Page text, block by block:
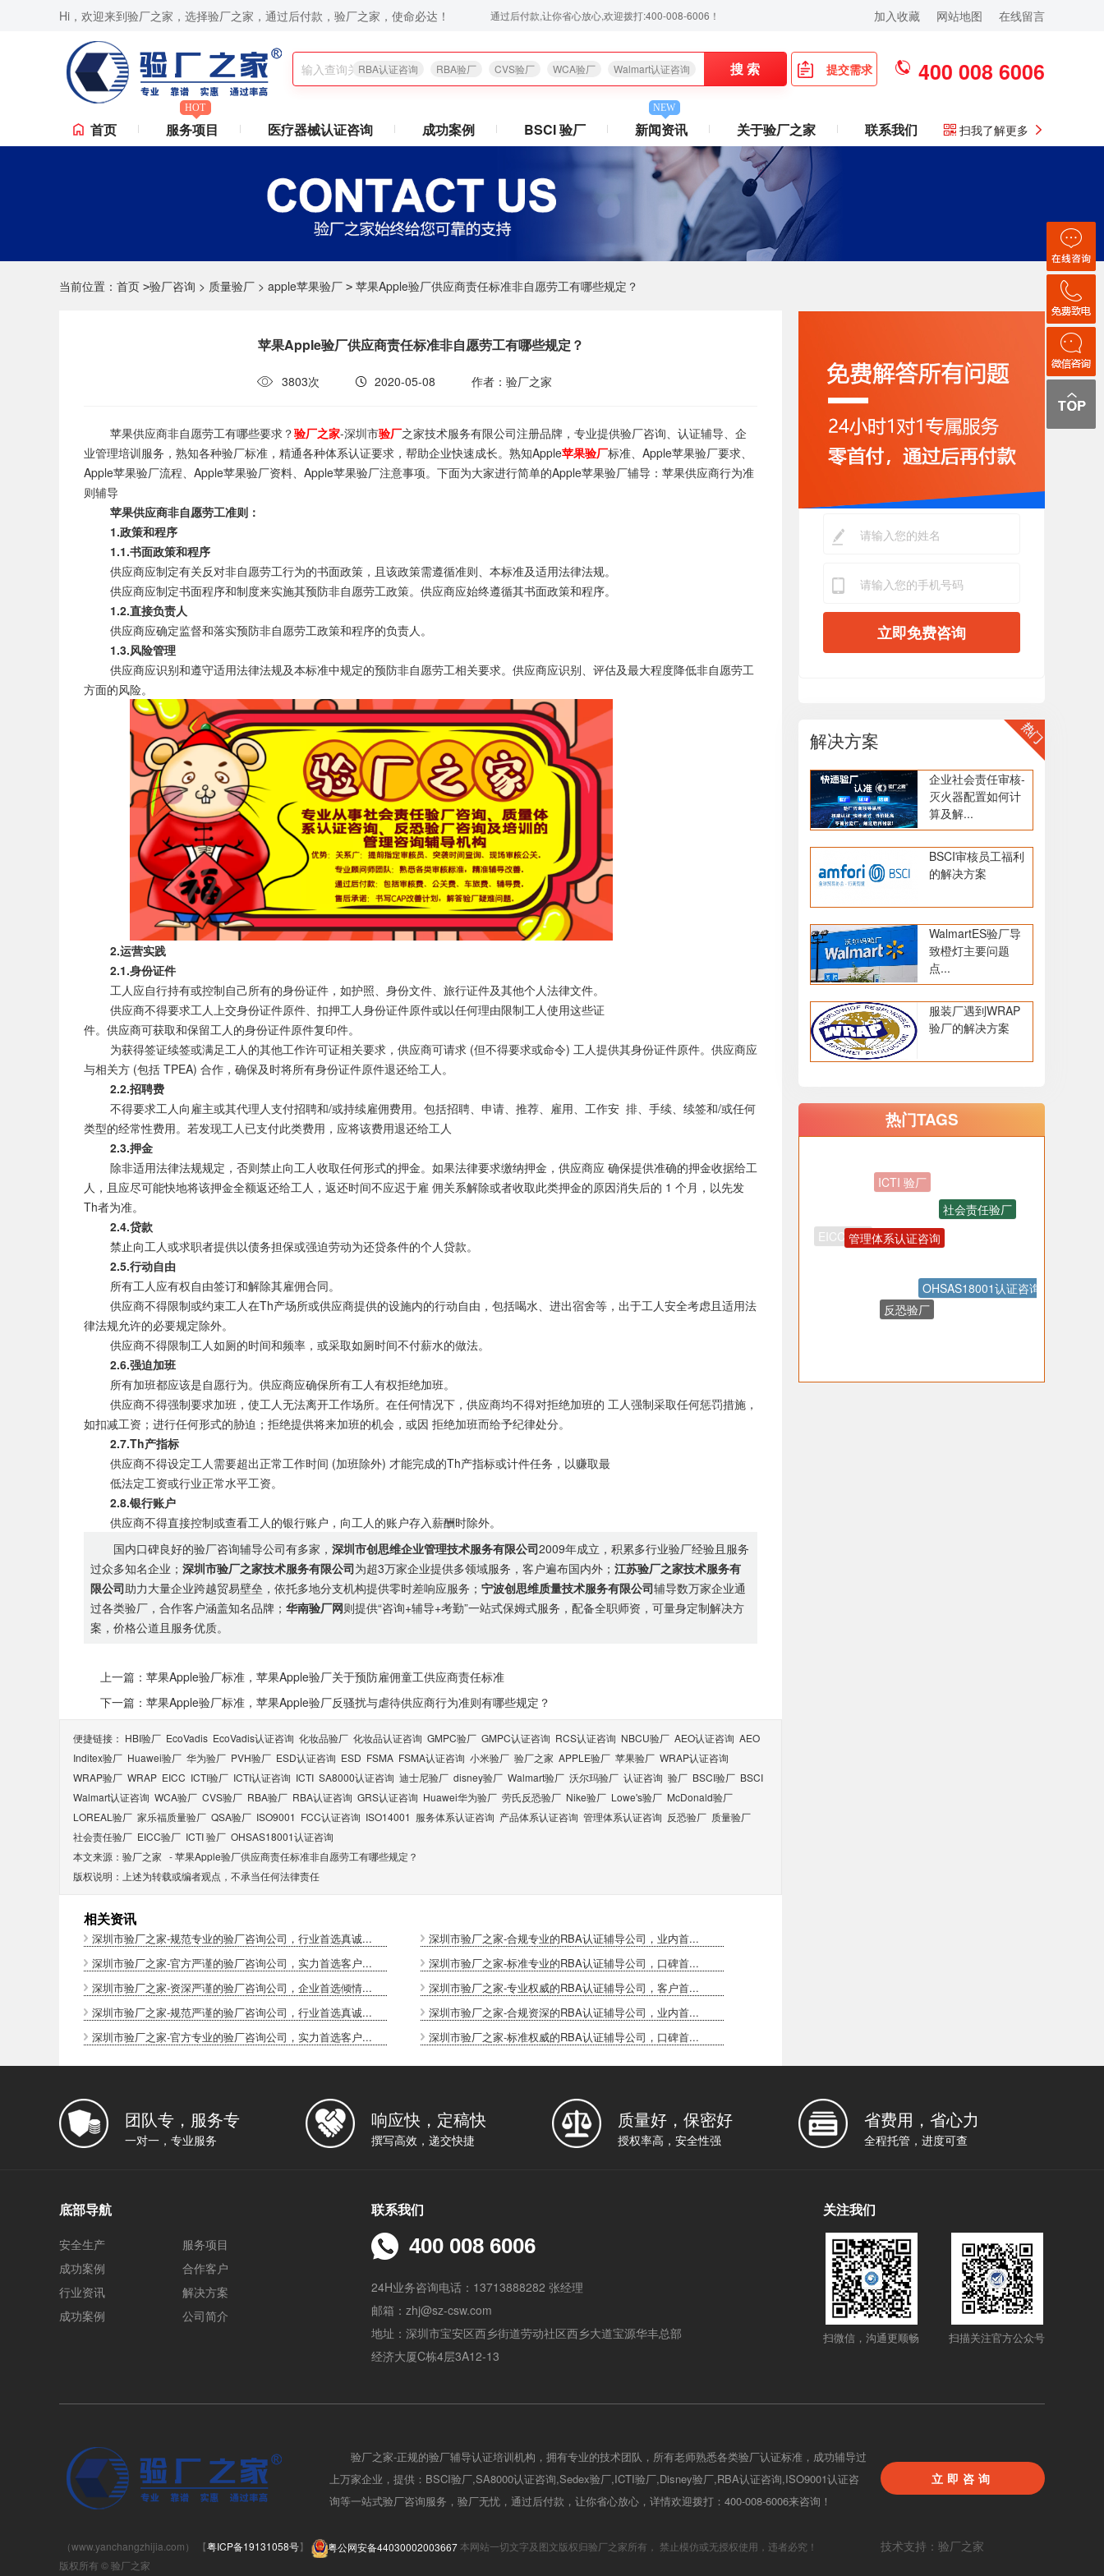
Hi，欢迎来到验厂之家，选择验厂之家，通过后付款，验厂之家，使命必达！
厂,RBA认证咨询,ISO9001认证咨询,苹果验厂,华为验厂等一站式验厂咨询、验厂辅导服务,验厂无忧,通过后付款,让你省心放心,欢迎拨打:400-008-6006！ 加入收藏 网站地图 在线留言
RBA认证咨询 RBA验厂 CVS验厂 WCA验厂 Walmart认证咨询 搜 索 提交需求 400 008 6006
首页
HOT
服务项目 医疗器械认证咨询 成功案例 BSCI 验厂
NEW
新闻资讯 关于验厂之家 联系我们 扫我了解更多
当前位置： 首页 >验厂咨询 > 质量验厂 > apple苹果验厂 > 苹果Apple验厂供应商责任标准非自愿劳工有哪些规定？
苹果Apple验厂供应商责任标准非自愿劳工有哪些规定？
3803次 2020-05-08 作者：验厂之家
苹果供应商非自愿劳工有哪些要求？验厂之家-深圳市验厂之家技术服务有限公司注册品牌，专业提供验厂咨询、认证辅导、企
业管理培训服务，熟知各种验厂标准，精通各种体系认证要求，帮助企业快速成长。熟知Apple苹果验厂标准、Apple苹果验厂要求、
Apple苹果验厂流程、Apple苹果验厂资料、Apple苹果验厂注意事项。下面为大家进行简单的Apple苹果验厂辅导：苹果供应商行为准
则辅导
苹果供应商非自愿劳工准则：
1.政策和程序
1.1.书面政策和程序
供应商应制定有关反对非自愿劳工行为的书面政策，且该政策需遵循准则、本标准及适用法律法规。
供应商应制定书面程序和制度来实施其预防非自愿劳工政策。供应商应始终遵循其书面政策和程序。
1.2.直接负责人
供应商应确定监督和落实预防非自愿劳工政策和程序的负责人。
1.3.风险管理
供应商应识别和遵守适用法律法规及本标准中规定的预防非自愿劳工相关要求。供应商应识别、评估及最大程度降低非自愿劳工
方面的风险。
2.运营实践
2.1.身份证件
工人应自行持有或控制自己所有的身份证件，如护照、身份文件、旅行证件及其他个人法律文件。
供应商不得要求工人上交身份证件原件、扣押工人身份证件原件或以任何理由限制工人使用这些证
件。供应商可获取和保留工人的身份证件原件复印件。
为获得签证续签或满足工人的其他工作许可证相关要求，供应商可请求 (但不得要求或命令) 工人提供其身份证件原件。供应商应
与相关方 (包括 TPEA) 合作，确保及时将所有身份证件原件退还给工人。
2.2.招聘费
不得要求工人向雇主或其代理人支付招聘和/或持续雇佣费用。包括招聘、申请、推荐、雇用、工作安 排、手续、续签和/或任何
类型的经常性费用。若发现工人已支付此类费用，应将该费用退还给工人
2.3.押金
除非适用法律法规规定，否则禁止向工人收取任何形式的押金。如果法律要求缴纳押金，供应商应 确保提供准确的押金收据给工
人，且应尽可能快地将该押金全额返还给工人，返还时间不应迟于雇 佣关系解除或者收取此类押金的原因消失后的 1 个月，以先发
Th者为准。
2.4.贷款
禁止向工人或求职者提供以债务担保或强迫劳动为还贷条件的个人贷款。
2.5.行动自由
所有工人应有权自由签订和解除其雇佣合同。
供应商不得限制或约束工人在Th产场所或供应商提供的设施内的行动自由，包括喝水、进出宿舍等，出于工人安全考虑且适用法
律法规允许的必要规定除外。
供应商不得限制工人如厕的时间和频率，或采取如厕时间不付薪水的做法。
2.6.强迫加班
所有加班都应该是自愿行为。供应商应确保所有工人有权拒绝加班。
供应商不得强制要求加班，使工人无法离开工作场所。在任何情况下，供应商均不得对拒绝加班的 工人强制采取任何惩罚措施，
如扣减工资；进行任何形式的胁迫；拒绝提供将来加班的机会，或因 拒绝加班而给予纪律处分。
2.7.Th产指标
供应商不得设定工人需要超出正常工作时间 (加班除外) 才能完成的Th产指标或计件任务，以赚取最
低法定工资或行业正常水平工资。
2.8.银行账户
供应商不得直接控制或查看工人的银行账户，向工人的账户存入薪酬时除外。
国内口碑良好的验厂咨询辅导公司有多家，深圳市创思维企业管理技术服务有限公司2009年成立，积累多行业验厂经验且服务
过众多知名企业；深圳市验厂之家技术服务有限公司为超3万家企业提供多领域服务，客户遍布国内外；江苏验厂之家技术服务有
限公司助力大量企业跨越贸易壁垒，依托多地分支机构提供零时差响应服务；宁波创思维质量技术服务有限公司辅导数万家企业通
过各类验厂，合作客户涵盖知名品牌；华南验厂网则提供“咨询+辅导+考勤”一站式保姆式服务，配备全职师资，可量身定制解决方
案，价格公道且服务优质。
上一篇：苹果Apple验厂标准，苹果Apple验厂关于预防雇佣童工供应商责任标准
下一篇：苹果Apple验厂标准，苹果Apple验厂反骚扰与虐待供应商行为准则有哪些规定？
便捷链接： HBI验厂 EcoVadis EcoVadis​认证咨询 化妆品验厂 化妆品认证咨询 GMPC验厂 GMPC认证咨询 RCS认证咨询 NBCU验厂 AEO认证咨询 AEO
Inditex验厂 Huawei验厂 华为验厂 PVH验厂 ESD认证咨询 ESD FSMA FSMA认证咨询 小米验厂 验厂之家 APPLE验厂 苹果验厂 WRAP认证咨询
WRAP验厂 WRAP EICC ICTI验厂 ICTI认证咨询 ICTI SA8000认证咨询 迪士尼验厂 disney验厂 Walmart验厂 沃尔玛验厂 认证咨询 验厂 BSCI验厂 BSCI
Walmart认证咨询 WCA验厂 CVS验厂 RBA验厂 RBA认证咨询 GRS认证咨询 Huawei华为验厂 劳氏反恐验厂 Nike验厂 Lowe's验厂 McDonald验厂
LOREAL验厂 家乐福质量验厂 QSA验厂 ISO9001 FCC认证咨询 ISO14001 服务体系认证咨询 产品体系认证咨询 管理体系认证咨询 反恐验厂 质量验厂
社会责任验厂 EICC验厂 ICTI 验厂 OHSAS18001认证咨询
本文来源： 验厂之家 -苹果Apple验厂供应商责任标准非自愿劳工有哪些规定？
版权说明：上述为转载或编者观点，不承当任何法律责任
相关资讯
深圳市验厂之家-规范专业的验厂咨询公司，行业首选真诚...
深圳市验厂之家-合规专业的RBA认证辅导公司，业内首...
深圳市验厂之家-官方严谨的验厂咨询公司，实力首选客户...
深圳市验厂之家-标准专业的RBA认证辅导公司，口碑首...
深圳市验厂之家-资深严谨的验厂咨询公司，企业首选倾情...
深圳市验厂之家-专业权威的RBA认证辅导公司，客户首...
深圳市验厂之家-规范严谨的验厂咨询公司，行业首选真诚...
深圳市验厂之家-合规资深的RBA认证辅导公司，业内首...
深圳市验厂之家-官方专业的验厂咨询公司，实力首选客户...
深圳市验厂之家-标准权威的RBA认证辅导公司，口碑首...
立即免费咨询
解决方案
企业社会责任审核-
灭火器配置如何计
算及解...
BSCI审核员工福利
的解决方案
WalmartES验厂导
致橙灯主要问题
点...
服装厂遇到WRAP
验厂的解决方案
热门TAGS
社会责任验厂
反恐验厂
团队专，服务专
一对一，专业服务
响应快，定稿快
撰写高效，递交快捷
质量好，保密好
授权率高，安全性强
省费用，省心力
全程托管，进度可查
底部导航
安全生产
服务项目
成功案例
合作客户
行业资讯
解决方案
成功案例
公司简介
联系我们
400 008 6006
24H业务咨询电话：13713888282 张经理
邮箱：zhj@sz-csw.com
地址：深圳市宝安区西乡街道劳动社区西乡大道宝源华丰总部
经济大厦C栋4层3A12-13
关注我们
扫微信，沟通更顺畅 扫描关注官方公众号
立即咨询
技术支持：验厂之家
验厂之家-正规的验厂辅导认证培训机构，拥有专业的技术团队，所有老师熟悉各类验厂认证标准，成功辅导过
上万家企业，提供：BSCI验厂,SA8000认证咨询,Sedex验厂,ICTI验厂,Disney验厂,RBA认证咨询,ISO9001认证咨
询等一站式验厂咨询服务，验厂无忧，通过后付款，让你省心放心，详情欢迎拨打：400-008-6006来咨询！
（www.yanchangzhijia.com） 【粤ICP备19131058号】 粤公网安备44030002003667本网站一切文字及图文版权归验厂之家所有， 禁止模仿或无授权使用，违者必究！
版权所有 © 验厂之家